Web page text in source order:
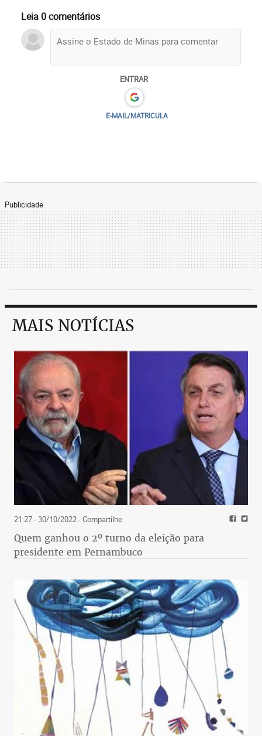
Leia 0 comentários
ENTRAR
E-MAIL/MATRICULA
Publicidade
MAIS NOTÍCIAS
21:27 - 30/10/2022- Compartilhe
Quem ganhou o 2º turno da eleição para
presidente em Pernambuco